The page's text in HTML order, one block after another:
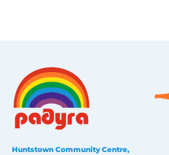
Huntstown Community Centre,